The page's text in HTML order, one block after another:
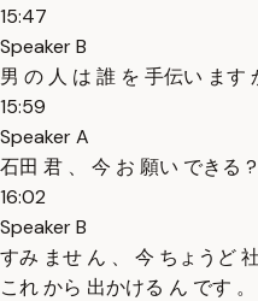
15:47
Speaker B
男 の 人 は 誰 を 手伝い ます
15:59
Speaker A
石田 君 、 今 お 願い できる ?
16:02
Speaker B
すみ ませ ん 、 今 ちょうど
これ から 出かける ん です 。